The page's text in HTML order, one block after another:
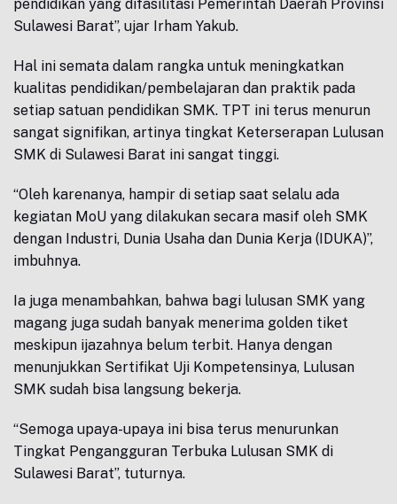
pendidikan yang difasilitasi Pemerintah Daerah Provinsi
Sulawesi Barat”, ujar Irham Yakub.
Hal ini semata dalam rangka untuk meningkatkan
kualitas pendidikan/pembelajaran dan praktik pada
setiap satuan pendidikan SMK. TPT ini terus menurun
sangat signifikan, artinya tingkat Keterserapan Lulusan
SMK di Sulawesi Barat ini sangat tinggi.
“Oleh karenanya, hampir di setiap saat selalu ada
kegiatan MoU yang dilakukan secara masif oleh SMK
dengan Industri, Dunia Usaha dan Dunia Kerja (IDUKA)”,
imbuhnya.
Ia juga menambahkan, bahwa bagi lulusan SMK yang
magang juga sudah banyak menerima golden tiket
meskipun ijazahnya belum terbit. Hanya dengan
menunjukkan Sertifikat Uji Kompetensinya, Lulusan
SMK sudah bisa langsung bekerja.
“Semoga upaya-upaya ini bisa terus menurunkan
Tingkat Pengangguran Terbuka Lulusan SMK di
Sulawesi Barat”, tuturnya.